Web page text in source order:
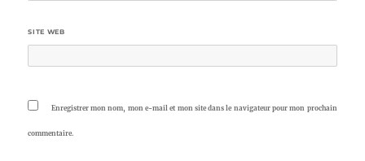
SITE WEB
Enregistrer mon nom, mon e-mail et mon site dans le navigateur pour mon prochain
commentaire.